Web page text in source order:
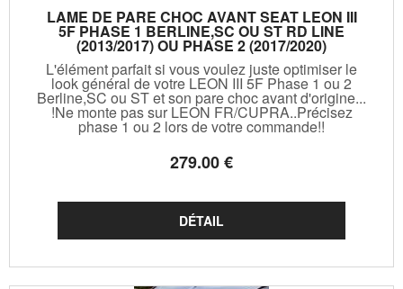
LAME DE PARE CHOC AVANT SEAT LEON III
5F PHASE 1 BERLINE,SC OU ST RD LINE
(2013/2017) OU PHASE 2 (2017/2020)
L'élément parfait si vous voulez juste optimiser le
look général de votre LEON III 5F Phase 1 ou 2
Berline,SC ou ST et son pare choc avant d'origine...
!Ne monte pas sur LEON FR/CUPRA..Précisez
phase 1 ou 2 lors de votre commande!!
279.00€